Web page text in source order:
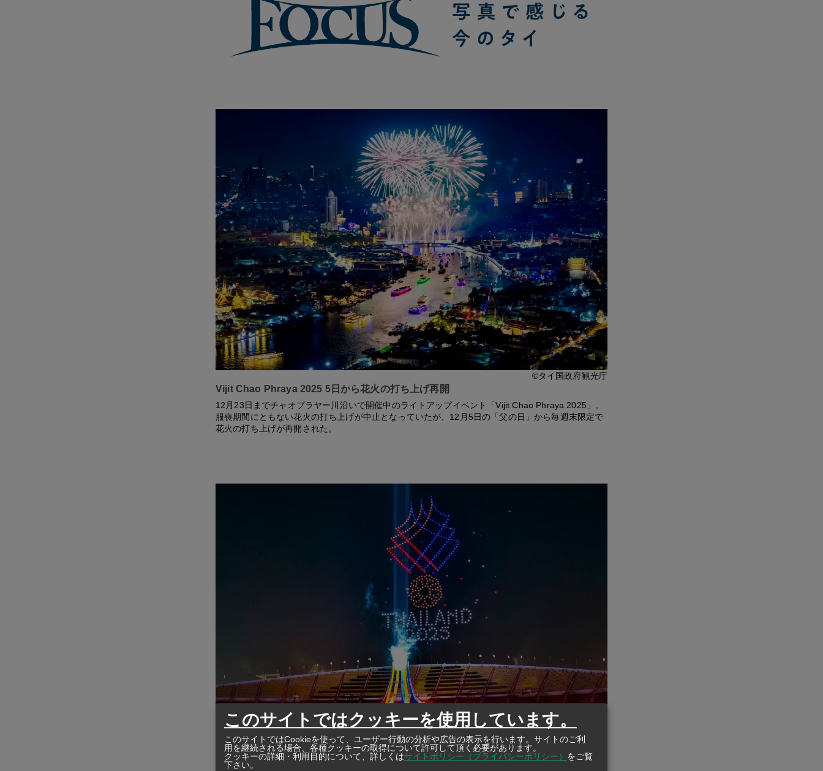
©タイ国政府観光庁
Vijit Chao Phraya 2025 5日から花火の打ち上げ再開
12月23日までチャオプラヤー川沿いで開催中のライトアップイベント「Vijit Chao Phraya 2025」。
服喪期間にともない花火の打ち上げが中止となっていたが、12月5日の「父の日」から毎週末限定で
花火の打ち上げが再開された。
このサイトではクッキーを使用しています。
このサイトではCookieを使って、ユーザー行動の分析や広告の表示を行います。サイトのご利
用を継続される場合、各種クッキーの取得について許可して頂く必要があります。
クッキーの詳細・利用目的について、詳しくはサイトポリシー（プライバシーポリシー） をご覧
下さい。